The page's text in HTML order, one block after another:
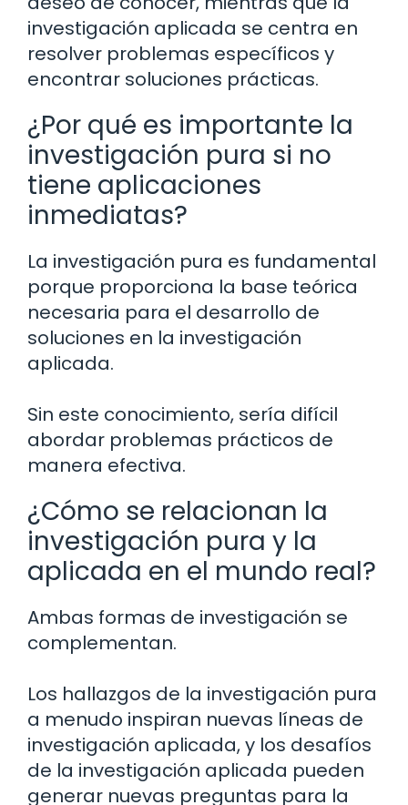
investigación aplicada se centra en
resolver problemas específicos y
encontrar soluciones prácticas.
¿Por qué es importante la
investigación pura si no
tiene aplicaciones
inmediatas?
La investigación pura es fundamental
porque proporciona la base teórica
necesaria para el desarrollo de
soluciones en la investigación
aplicada.
Sin este conocimiento, sería difícil
abordar problemas prácticos de
manera efectiva.
¿Cómo se relacionan la
investigación pura y la
aplicada en el mundo real?
Ambas formas de investigación se
complementan.
Los hallazgos de la investigación pura
a menudo inspiran nuevas líneas de
investigación aplicada, y los desafíos
de la investigación aplicada pueden
generar nuevas preguntas para la